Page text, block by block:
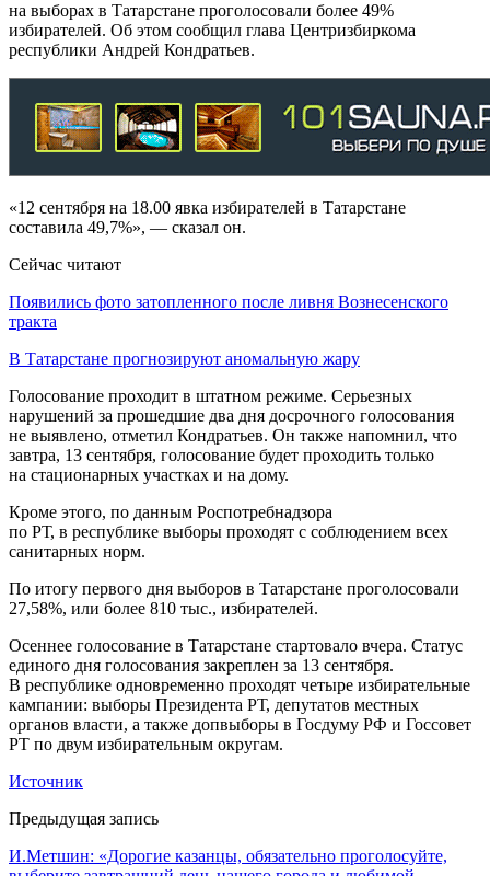
на выборах в Татарстане проголосовали более 49%
избирателей. Об этом сообщил глава Центризбиркома
республики Андрей Кондратьев.
«12 сентября на 18.00 явка избирателей в Татарстане
составила 49,7%», — сказал он.
Сейчас читают
Появились фото затопленного после ливня Вознесенского
тракта
В Татарстане прогнозируют аномальную жару
Голосование проходит в штатном режиме. Серьезных
нарушений за прошедшие два дня досрочного голосования
не выявлено, отметил Кондратьев. Он также напомнил, что
завтра, 13 сентября, голосование будет проходить только
на стационарных участках и на дому.
Кроме этого, по данным Роспотребнадзора
по РТ, в республике выборы проходят с соблюдением всех
санитарных норм.
По итогу первого дня выборов в Татарстане проголосовали
27,58%, или более 810 тыс., избирателей.
Осеннее голосование в Татарстане стартовало вчера. Статус
единого дня голосования закреплен за 13 сентября.
В республике одновременно проходят четыре избирательные
кампании: выборы Президента РТ, депутатов местных
органов власти, а также допвыборы в Госдуму РФ и Госсовет
РТ по двум избирательным округам.
Источник
Предыдущая запись
И.Метшин: «Дорогие казанцы, обязательно проголосуйте,